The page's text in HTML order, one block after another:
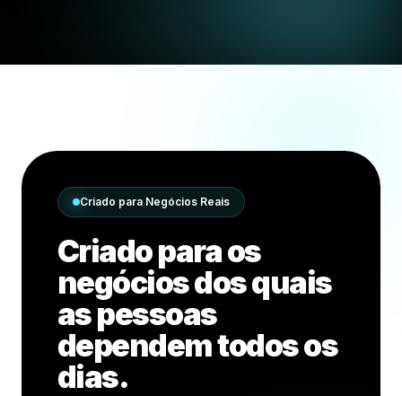
Criado para Negócios Reais
Criado para os
negócios dos quais
as pessoas
dependem todos os
dias.